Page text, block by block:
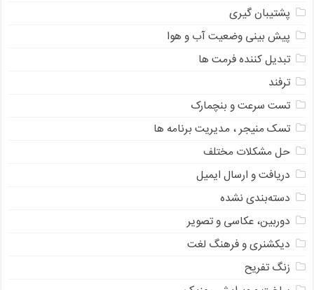
پشتیبان گیری
پیش بینی وضعیت آب و هوا
تبدیل کننده فرمت ها
ترفند
تست سرعت و بنچمارک
تسک منیجر ، مدیریت برنامه ها
حل مشکلات مختلف
دریافت و ارسال ایمیل
دسته‌بندی نشده
دوربین، عکاسی و تصویر
دیکشنری و فرهنگ لغت
زنگ تفریح